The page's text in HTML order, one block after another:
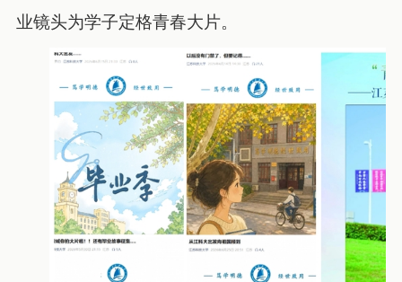
业镜头为学子定格青春大片。